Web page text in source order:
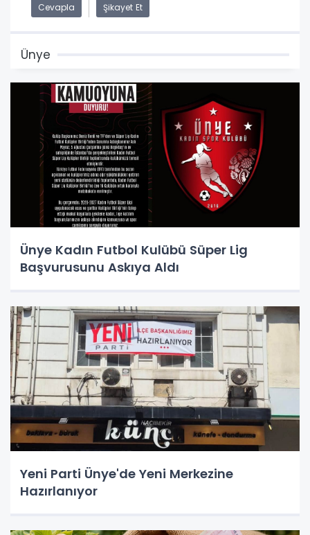
Cevapla Şikayet Et
Ünye
Ünye Kadın Futbol Kulübü Süper Lig
Başvurusunu Askıya Aldı
Yeni Parti Ünye'de Yeni Merkezine
Hazırlanıyor